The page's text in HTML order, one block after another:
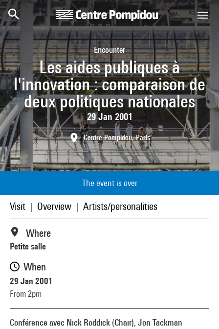
Skip to main content
Centre Pompidou
Encounter
Les aides publiques à
l'innovation : comparaison de
deux politiques nationales
29 Jan 2001
Centre Pompidou, Paris
The event is over
Visit Overview Artists/personalities
Conférence avec Nick Roddick (Chair), Jon Tackman
Where
Petite salle
When
29 Jan 2001
From 2pm